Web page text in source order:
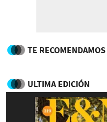
TE RECOMENDAMOS
ULTIMA EDICIÓN